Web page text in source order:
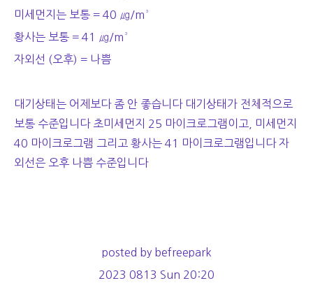
미세먼지는 보통 = 40 ㎍/m³
황사는 보통 = 41 ㎍/m³
자외선 (오후) = 나쁨
대기상태는 어제보다 좀 안 좋습니다 대기상태가 전체적으로
보통 수준입니다 초미세먼지 25 마이크로그램이고, 미세먼지
40 마이크로그램 그리고 황사는 41 마이크로그램입니다 자
외선은 오후 나쁨 수준입니다
posted by befreepark
2023 0813 Sun 20:20